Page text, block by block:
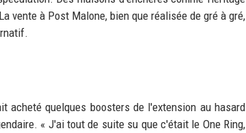
à Post Malone, bien que réalisée de gré à gré,
acheté quelques boosters de l'extension au hasard
« J'ai tout de suite su que c'était le One Ring,